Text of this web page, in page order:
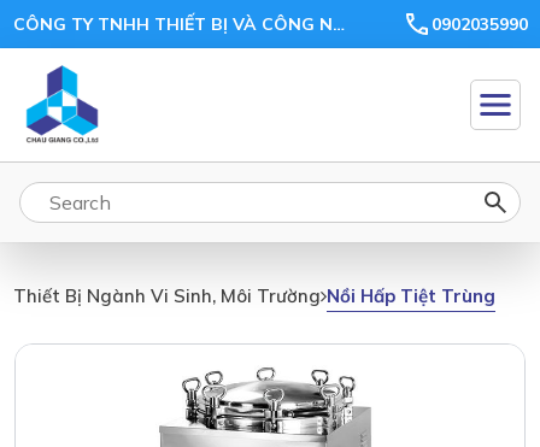
CÔNG TY TNHH THIẾT BỊ VÀ CÔNG NGHỆ CHÂU GIANG 0902035990
Thiết Bị Ngành Vi Sinh, Môi Trường Nồi Hấp Tiệt Trùng